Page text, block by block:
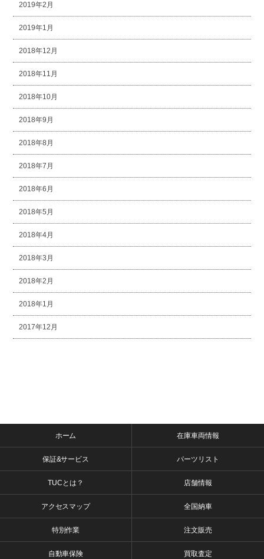
2019年2月
2019年1月
2018年12月
2018年11月
2018年10月
2018年9月
2018年8月
2018年7月
2018年6月
2018年5月
2018年4月
2018年3月
2018年2月
2018年1月
2017年12月
ホーム 在庫車両情報
保証&サービス パーツリスト
TUCとは？ 店舗情報
アクセスマップ 全国納車
特別作業 注文販売
自動車保険 買取査定